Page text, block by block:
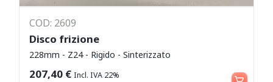
COD: 2609
Disco frizione
228mm - Z24 - Rigido - Sinterizzato
207,40 € Incl. IVA 22% Aggiungi al carrello